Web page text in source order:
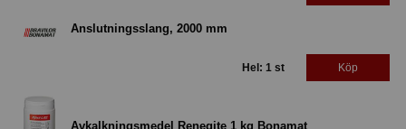
Anslutningsslang, 2000 mm
Hel: 1 st Köp
Avkalkningsmedel Renegite 1 kg Bonamat